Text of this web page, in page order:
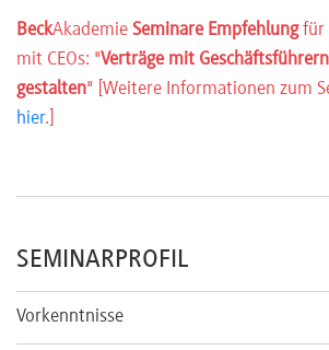
BeckAkademie Seminare Empfehlungfür
mit CEOs: "Verträge mit
gestalten" [Weitere Informationen zum
hier.]
SEMINARPROFIL
Vorkenntnisse